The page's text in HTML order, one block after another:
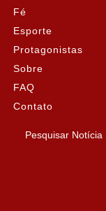
Fé
Esporte
Protagonistas
Sobre
FAQ
Contato
Pesquisar Notícia